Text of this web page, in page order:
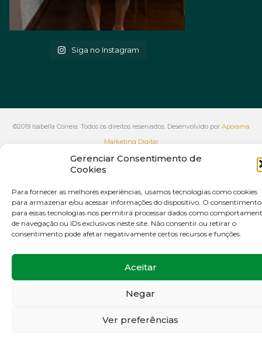
Gerenciar Consentimento de
Cookies
Para fornecer as melhores experiências, usamos tecnologias como cookies
para armazenar e/ou acessar informações do dispositivo. O consentimento
para essas tecnologias nos permitirá processar dados como
de navegação ou IDs exclusivos neste site. Não consentir ou retirar o
consentimento pode afetar negativamente certos recursos e funções.
Aceitar
Negar
Ver preferências
Siga no Instagram
©2019 Isabella Correia. Todos os direitos reservados. Desenvolvido por Aporama
Marketing Digital
VOLTAR AO INÍCIO